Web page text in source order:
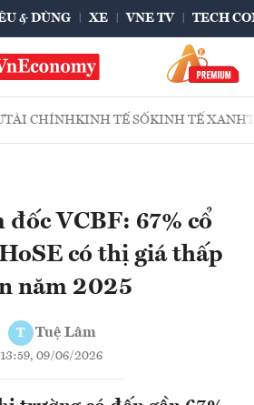
& DÙNG XE VNE TV TECH
TÀI CHÍNHKINH TẾ SỐKINH TẾ XANH
đốc VCBF: 67% cổ
có thị giá thấp
năm 2025
T Tuệ Lâm
13:59, 09/06/2026